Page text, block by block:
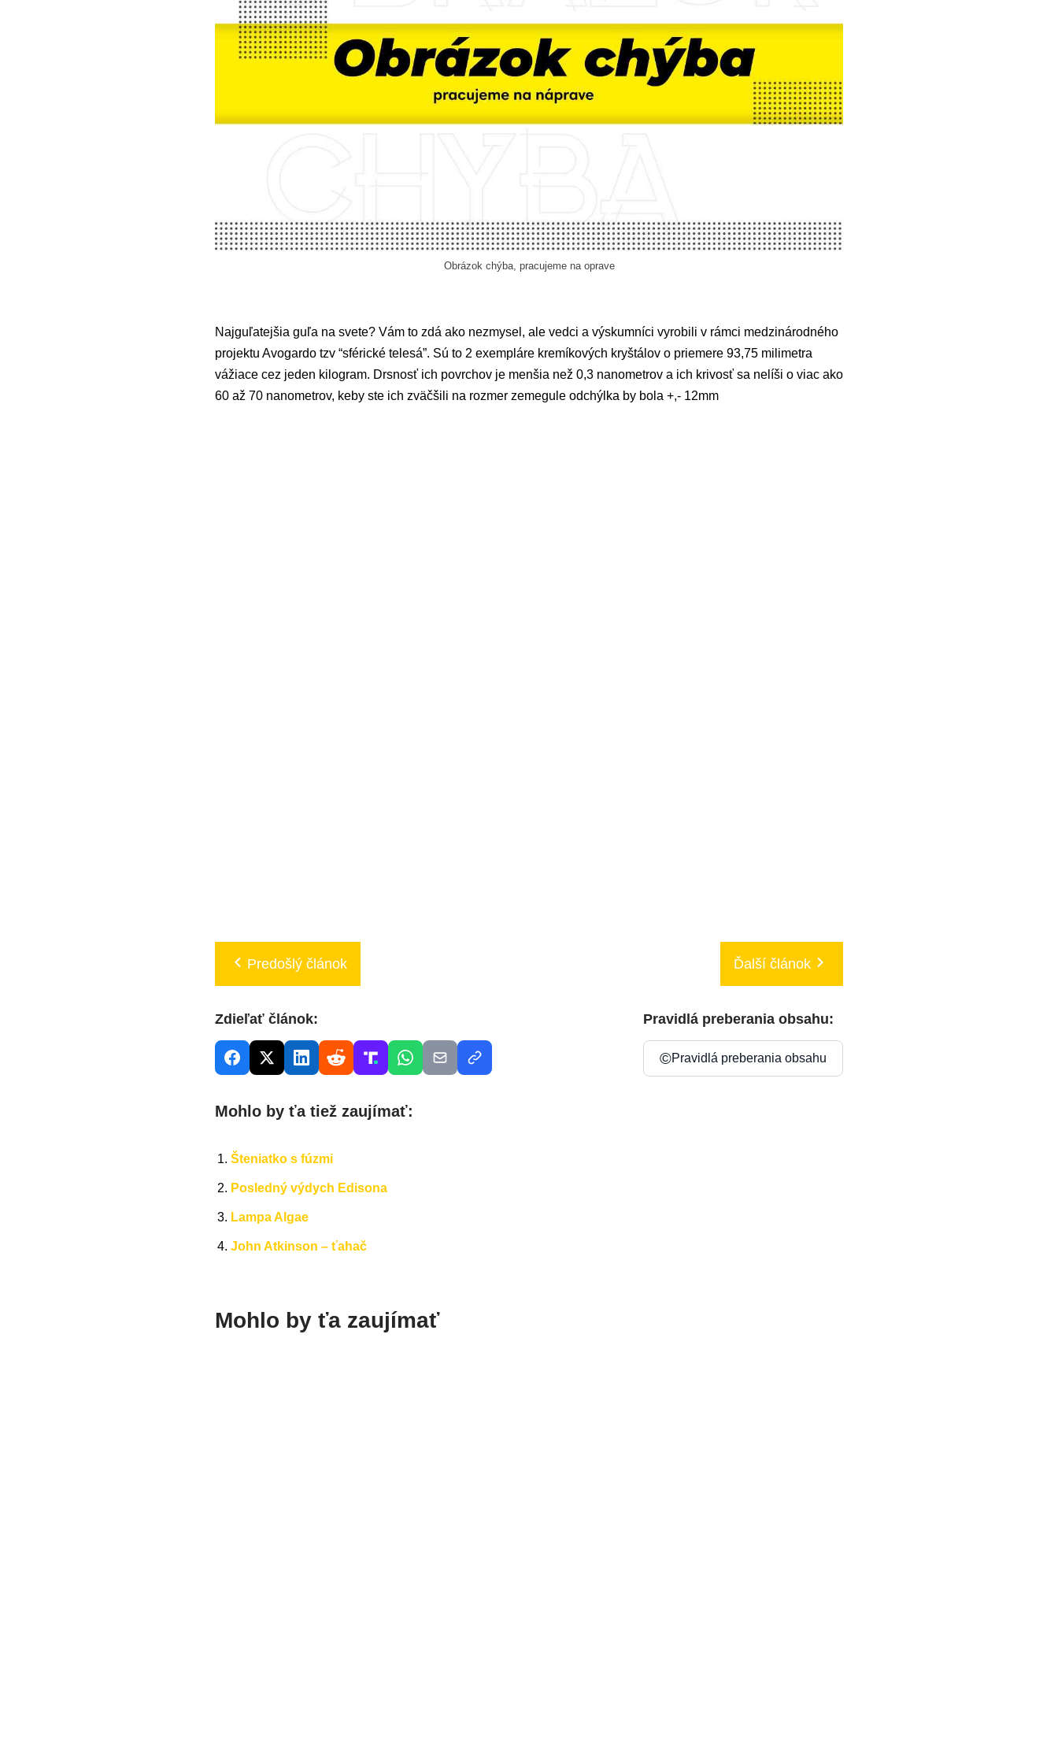
Obrázok chýba, pracujeme na oprave
Najguľatejšia guľa na svete? Vám to zdá ako nezmysel, ale vedci a výskumníci vyrobili v rámci medzinárodného
projektu Avogardo tzv “sférické telesá”. Sú to 2 exempláre kremíkových kryštálov o priemere 93,75 milimetra
vážiace cez jeden kilogram. Drsnosť ich povrchov je menšia než 0,3 nanometrov a ich krivosť sa nelíši o viac ako
60 až 70 nanometrov, keby ste ich zväčšili na rozmer zemegule odchýlka by bola +,- 12mm
Predošlý článok Ďalší článok
Zdieľať článok: Pravidlá preberania obsahu:
©Pravidlá preberania obsahu
Mohlo by ťa tiež zaujímať:
Šteniatko s fúzmi
Posledný výdych Edisona
Lampa Algae
John Atkinson – ťahač
Mohlo by ťa zaujímať